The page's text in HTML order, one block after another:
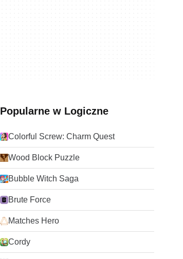
Popularne w Logiczne
Colorful Screw: Charm Quest
Wood Block Puzzle
Bubble Witch Saga
Brute Force
Matches Hero
Cordy